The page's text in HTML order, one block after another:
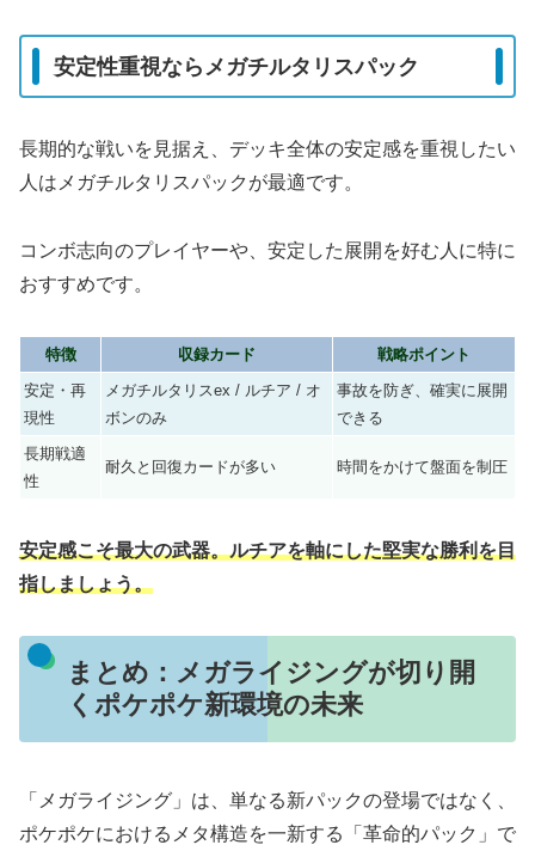
安定性重視ならメガチルタリスパック
長期的な戦いを見据え、デッキ全体の安定感を重視したい
人はメガチルタリスパックが最適です。
コンボ志向のプレイヤーや、安定した展開を好む人に特に
おすすめです。
特徴 収録カード
戦略ポイント
安定・再
現性
メガチルタリスex / ルチア / オ
ボンのみ
事故を防ぎ、確実に展開
できる
長期戦適
性
耐久と回復カードが多い 時間をかけて盤面を制圧
安定感こそ最大の武器。ルチアを軸にした堅実な勝利を目
指しましょう。
まとめ：メガライジングが切り開
くポケポケ新環境の未来
「メガライジング」は、単なる新パックの登場ではなく、
ポケポケにおけるメタ構造を一新する「革命的パック」で